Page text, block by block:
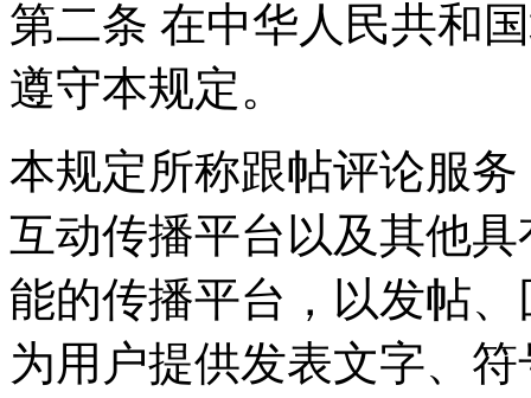
第二条 在中华人民共和
遵守本规定。
本规定所称跟帖评论服
互动传播平台以及其他
能的传播平台，以发帖
为用户提供发表文字、